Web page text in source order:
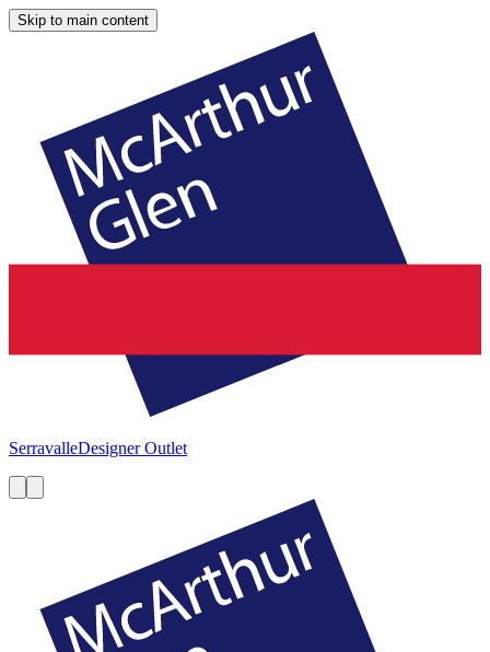
Skip to main content
SerravalleDesigner Outlet